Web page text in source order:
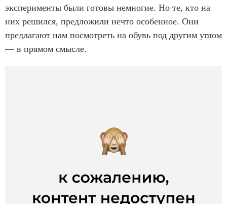
эксперименты были готовы немногие. Но те, кто на
них решился, предложили нечто особенное. Они
предлагают нам посмотреть на обувь под другим углом
— в прямом смысле.